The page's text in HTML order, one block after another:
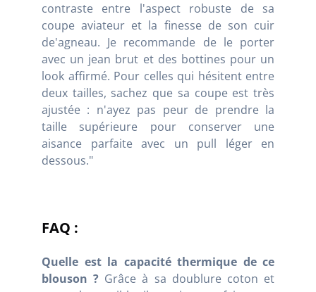
contraste entre l'aspect robuste de sa
coupe aviateur et la finesse de son cuir
de'agneau. Je recommande de le porter
avec un jean brut et des bottines pour un
look affirmé. Pour celles qui hésitent entre
deux tailles, sachez que sa coupe est très
ajustée : n'ayez pas peur de prendre la
taille supérieure pour conserver une
aisance parfaite avec un pull léger en
dessous."
FAQ :
Quelle est la capacité thermique de ce
blouson ? Grâce à sa doublure coton et